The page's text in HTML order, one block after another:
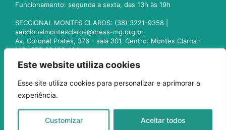
Este website utiliza cookies
Esse site utiliza cookies para personalizar e aprimorar a
experiência.
Customizar Aceitar todos
Funcionamento: segunda a sexta, das 13h às 19h
SECCIONAL MONTES CLAROS: (38) 3221-9358 |
seccionalmontesclaros@cress-mg.org.br
Av. Coronel Prates, 376 - sala 301. Centro. Montes Claros -
MG. CEP 39400-104
seccionaluberlandia@cress-mg.org.br
Av. Afonso Pena, 547 - sala 101. Uberlândia - MG. CEP